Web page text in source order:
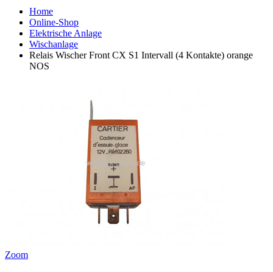
Home
Online-Shop
Elektrische Anlage
Wischanlage
Relais Wischer Front CX S1 Intervall (4 Kontakte) orange
NOS
Zoom